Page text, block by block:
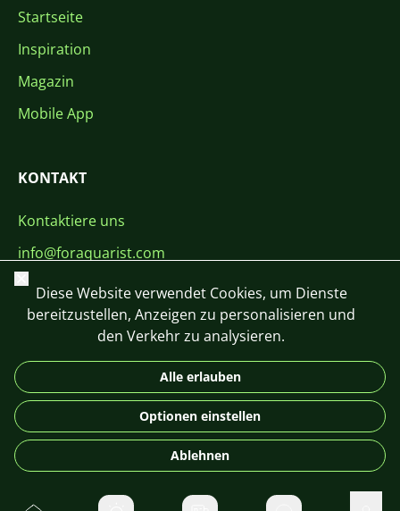
Startseite
Inspiration
Magazin
Mobile App
KONTAKT
Kontaktiere uns
info@foraquarist.com
+420 603 449 602
DE
© 2026 For Aquarist
Schließen
Diese Website verwendet Cookies, um Dienste
bereitzustellen, Anzeigen zu personalisieren und
den Verkehr zu analysieren.
Alle erlauben
Optionen einstellen
Ablehnen